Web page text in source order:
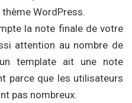
WordPress.
la note finale de votre
attention au nombre de
template ait une note
parce que les utilisateurs
pas nombreux.